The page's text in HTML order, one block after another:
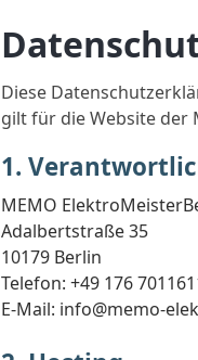
Diese
gilt für die Website der
1.
MEMO
Adalbertstraße 35
10179 Berlin
Telefon: +49 176
E-Mail: info@memo-